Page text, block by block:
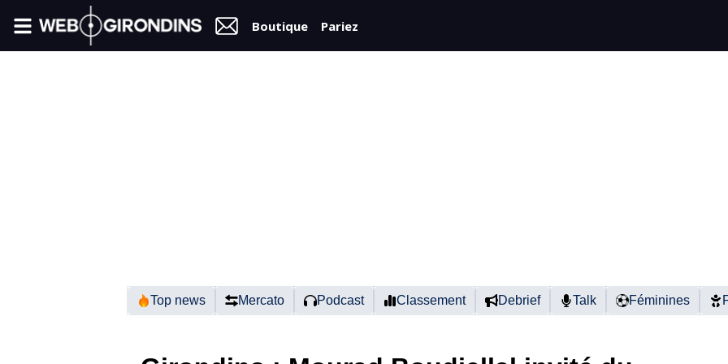
Boutique Pariez
Top news Mercato Podcast Classement Debrief Talk Féminines